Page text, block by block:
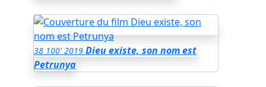
38 100' 2019 Dieu existe, son nom est
Petrunya